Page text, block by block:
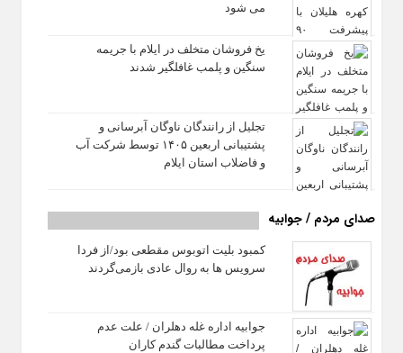
می شود
یخ‌ فروشان متخلف در ایلام با جریمه
سنگین و پلمب غافلگیر شدند
تجلیل از رانندگان ناوگان آبرسانی و
پشتیبانی اربعین ۱۴۰۵ توسط شرکت آب
و فاضلاب استان ایلام
صدای مردم / جوابیه
کمبود بلیت اتوبوس مقطعی بود/از فردا
سرویس ها به روال عادی بازمی‌گردند
جوابیه اداره غله دهلران / علت عدم
پرداخت مطالبات گندم کاران